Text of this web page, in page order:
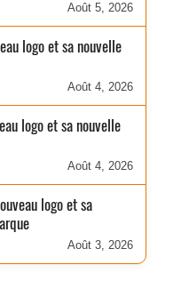
Août 5, 2026
logo et sa nouvelle
Août 4, 2026
logo et sa nouvelle
Août 4, 2026
logo et sa
Août 3, 2026